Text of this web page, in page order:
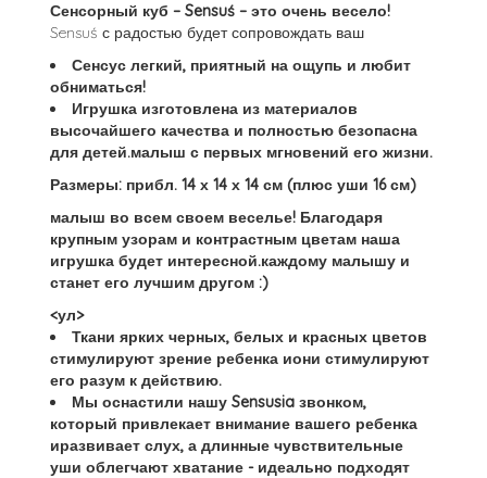
Сенсорный куб – Sensuś – это очень весело!
Sensuś с радостью будет сопровождать ваш
Сенсус легкий, приятный на ощупь и любит
обниматься!
Игрушка изготовлена ​​из материалов
высочайшего качества и полностью безопасна
для детей.малыш с первых мгновений его жизни.
Размеры: прибл. 14 х 14 х 14 см (плюс уши 16 см)
малыш во всем своем веселье! Благодаря
крупным узорам и контрастным цветам наша
игрушка будет интересной.каждому малышу и
станет его лучшим другом :)
<ул>
Ткани ярких черных, белых и красных цветов
стимулируют зрение ребенка иони стимулируют
его разум к действию.
Мы оснастили нашу Sensusia звонком,
который привлекает внимание вашего ребенка
иразвивает слух, а длинные чувствительные
уши облегчают хватание - идеально подходят